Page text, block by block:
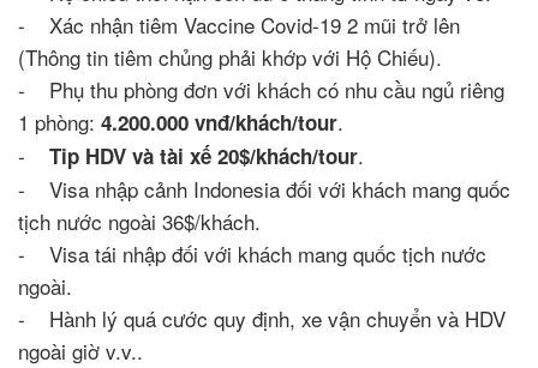
- Xác nhận tiêm Vaccine Covid-19 2 mũi trở lên
(Thông tin tiêm chủng phải khớp với Hộ Chiếu).
- Phụ thu phòng đơn với khách có nhu cầu ngủ riêng
1 phòng: 4.200.000 vnđ/khách/tour.
- Tip HDV và tài xế 20$/khách/tour.
- Visa nhập cảnh Indonesia đối với khách mang quốc
tịch nước ngoài 36$/khách.
- Visa tái nhập đối với khách mang quốc tịch nước
ngoài.
- Hành lý quá cước quy định, xe vận chuyển và HDV
ngoài giờ v.v..